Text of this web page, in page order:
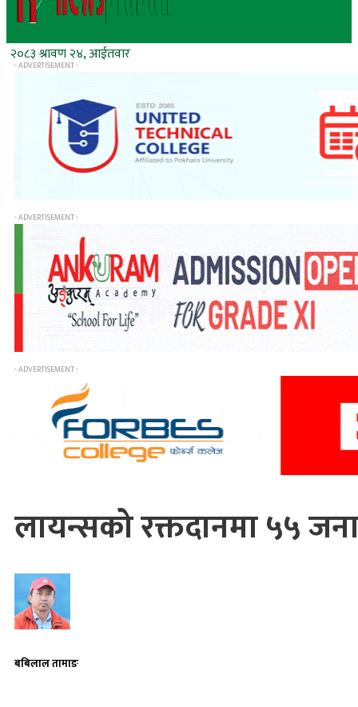
२०८३ श्रावण २४, आईतवार
- ADVERTISEMENT -
- ADVERTISEMENT -
- ADVERTISEMENT -
लायन्सको रक्तदानमा ५५
बबिलाल तामाङ